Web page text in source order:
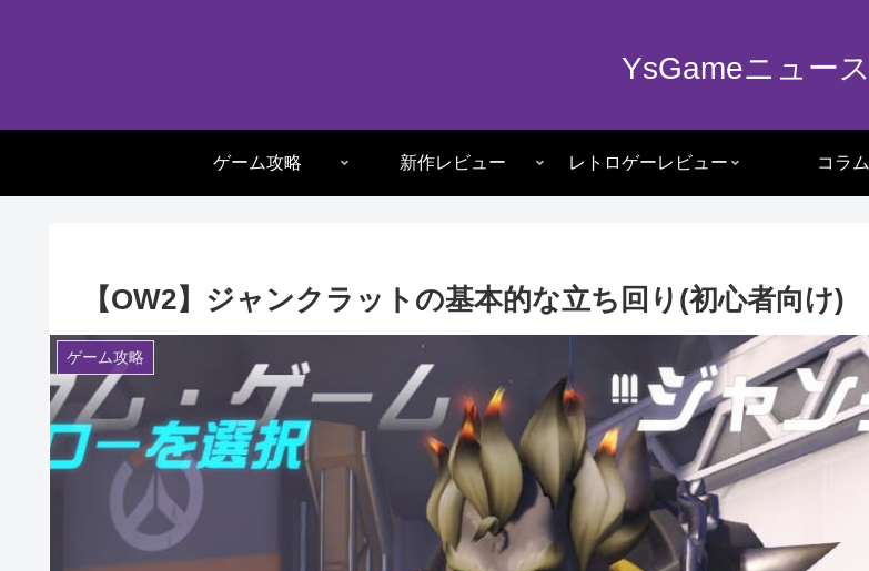
YsGameニュース
ゲーム攻略 新作レビュー レトロゲーレビュー コラム
【OW2】ジャンクラットの基本的な立ち回り(初心者向け)
ゲーム攻略